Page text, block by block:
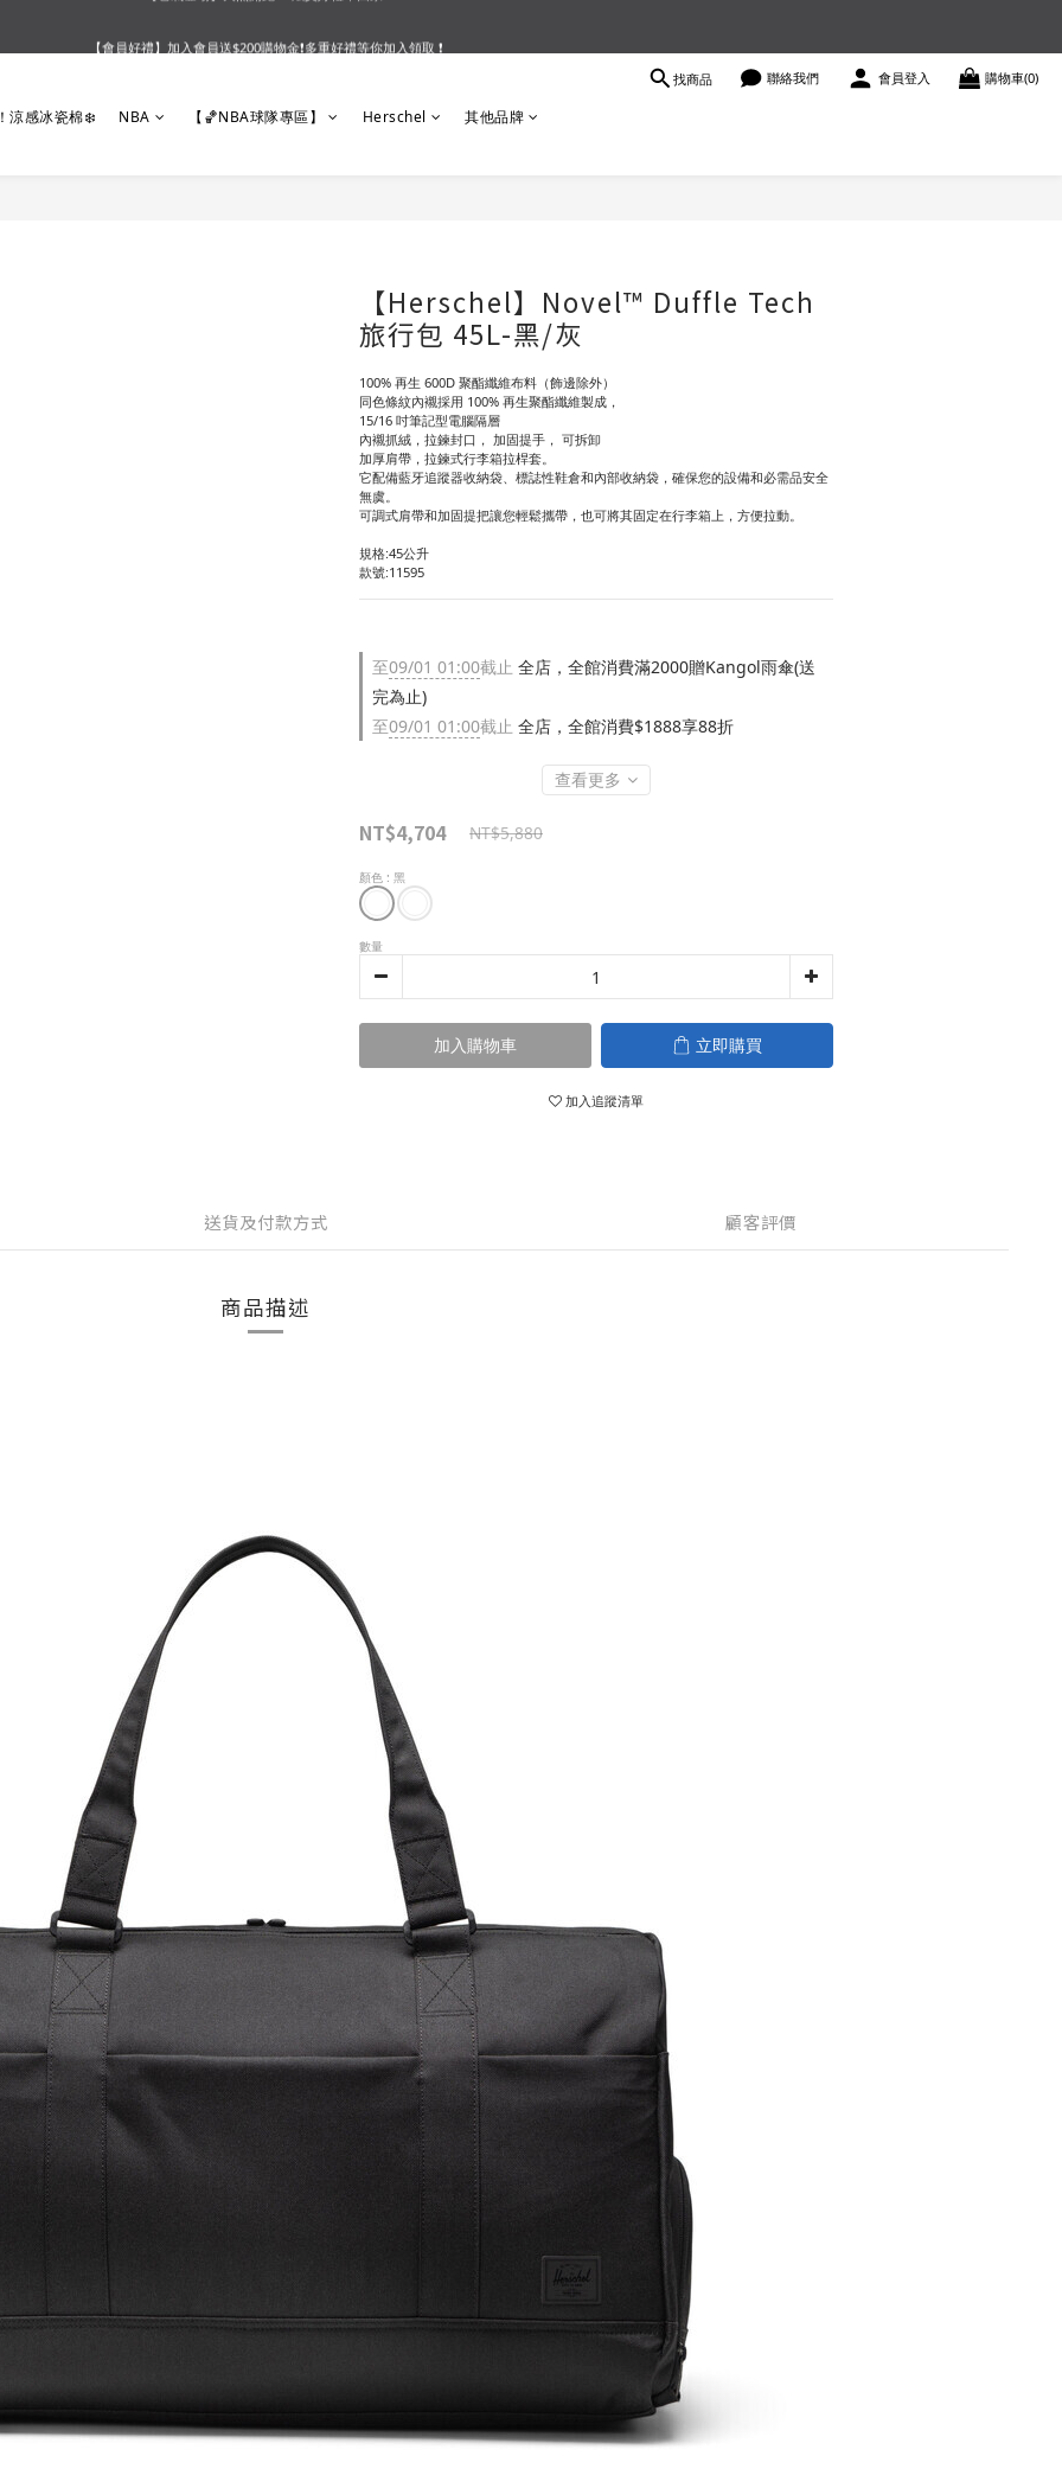
找商品 聯絡我們 會員登入 購物車(0)
涼感冰瓷棉❄️ NBA 【🏀NBA球隊專區】 Herschel 其他品牌
【Herschel】Novel™ Duffle Tech
旅行包 45L-黑/灰
100% 再生 600D 聚酯纖維布料（飾邊除外）
同色條紋內襯採用 100% 再生聚酯纖維製成，
15/16 吋筆記型電腦隔層
內襯抓絨，拉鍊封口， 加固提手， 可拆卸
加厚肩帶，拉鍊式行李箱拉桿套。
它配備藍牙追蹤器收納袋、標誌性鞋倉和內部收納袋，確保您的設備和必需品安全
無虞。
可調式肩帶和加固提把讓您輕鬆攜帶，也可將其固定在行李箱上，方便拉動。
規格:45公升
款號:11595
至09/01 01:00截止 全店，全館消費滿2000贈Kangol雨傘(送
完為止)
至09/01 01:00截止 全店，全館消費$1888享88折
查看更多
NT$4,704 NT$5,880
顏色 : 黑
數量
加入購物車 立即購買
加入追蹤清單
送貨及付款方式 顧客評價
商品描述